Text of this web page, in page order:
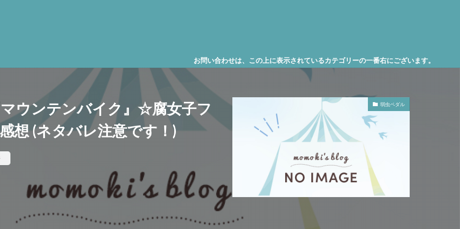
お問い合わせは、この上に表示されているカテゴリーの一番右にございます。
ウンテンバイク』☆腐女子フ
想 (ネタバレ注意です！)
弱虫ペダル